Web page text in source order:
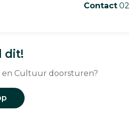
Contact
dit!
en Cultuur doorsturen?